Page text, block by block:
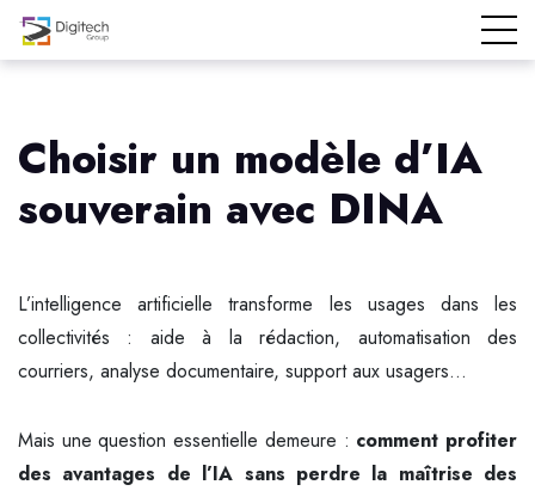
Choisir un modèle d’IA
souverain avec DINA
L’intelligence artificielle transforme les usages dans les
collectivités : aide à la rédaction, automatisation des
courriers, analyse documentaire, support aux usagers…
Mais une question essentielle demeure : comment profiter
des avantages de l’IA sans perdre la maîtrise des